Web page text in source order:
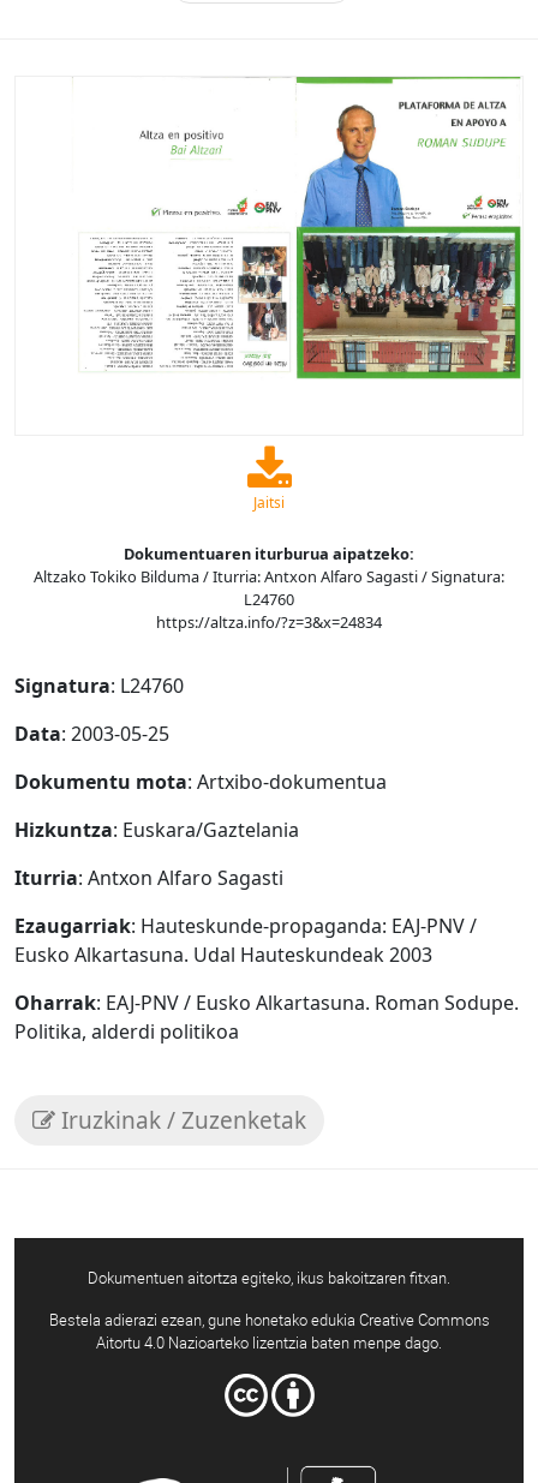
Jaitsi
Dokumentuaren iturburua aipatzeko:
Altzako Tokiko Bilduma / Iturria: Antxon Alfaro Sagasti / Signatura:
L24760
https://altza.info/?z=3&x=24834
Signatura: L24760
Data: 2003-05-25
Dokumentu mota: Artxibo-dokumentua
Hizkuntza: Euskara/Gaztelania
Iturria: Antxon Alfaro Sagasti
Ezaugarriak: Hauteskunde-propaganda: EAJ-PNV /
Eusko Alkartasuna. Udal Hauteskundeak 2003
Oharrak: EAJ-PNV / Eusko Alkartasuna. Roman Sodupe.
Politika, alderdi politikoa
Iruzkinak / Zuzenketak
Dokumentuen aitortza egiteko, ikus bakoitzaren fitxan.
Bestela adierazi ezean, gune honetako edukia Creative Commons
Aitortu 4.0 Nazioarteko lizentzia baten menpe dago.